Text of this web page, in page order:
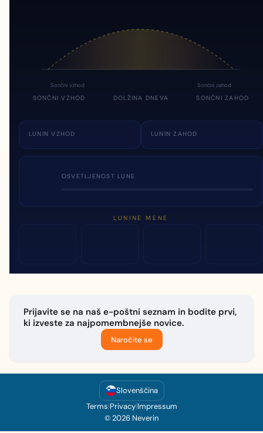
Sončni vzhod Sončni zahod
SONČNI VZHOD DOLŽINA DNEVA SONČNI ZAHOD
LUNIN VZHOD LUNIN ZAHOD
OSVETLJENOST LUNE
LUNINE MENE
Prijavite se na naš e-poštni seznam in bodite prvi,
ki izveste za najpomembnejše novice.
Naročite se
Slovenščina
Terms|Privacy|Impressum
© 2026 Neverin